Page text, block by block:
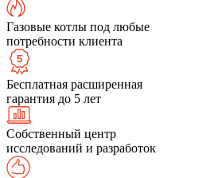
Газовые котлы под любые
потребности клиента
Бесплатная расширенная
гарантия до 5 лет
Собственный центр
исследований и разработок